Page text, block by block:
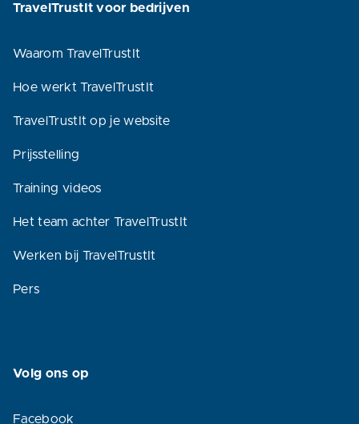
TravelTrustIt voor bedrijven
Waarom TravelTrustIt
Hoe werkt TravelTrustIt
TravelTrustIt op je website
Prijsstelling
Training videos
Het team achter TravelTrustIt
Werken bij TravelTrustIt
Pers
Volg ons op
Facebook